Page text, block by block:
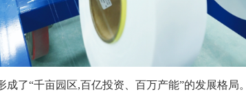
成了“千亩园区,百亿投资、百万产能”的发展格